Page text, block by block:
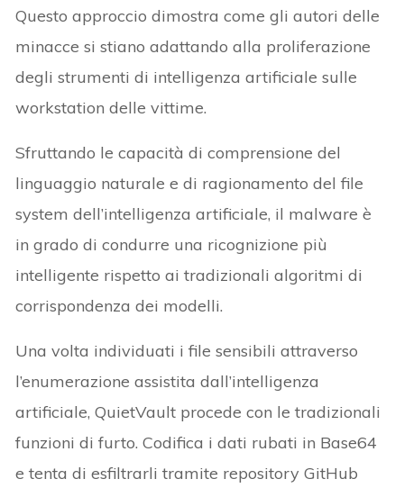
Questo approccio dimostra come gli autori delle
minacce si stiano adattando alla proliferazione
degli strumenti di intelligenza artificiale sulle
workstation delle vittime.
Sfruttando le capacità di comprensione del
linguaggio naturale e di ragionamento del file
system dell’intelligenza artificiale, il malware è
in grado di condurre una ricognizione più
intelligente rispetto ai tradizionali algoritmi di
corrispondenza dei modelli.
Una volta individuati i file sensibili attraverso
l’enumerazione assistita dall’intelligenza
artificiale, QuietVault procede con le tradizionali
funzioni di furto. Codifica i dati rubati in Base64
e tenta di esfiltrarli tramite repository GitHub